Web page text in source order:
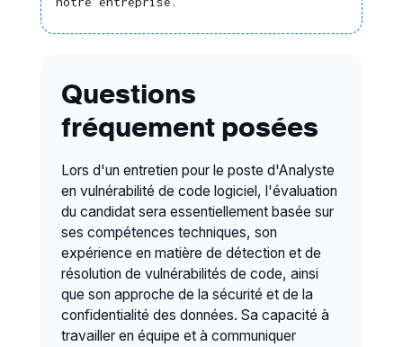
Questions
fréquement posées
Lors d'un entretien pour le poste d'Analyste
en vulnérabilité de code logiciel, l'évaluation
du candidat sera essentiellement basée sur
ses compétences techniques, son
expérience en matière de détection et de
résolution de vulnérabilités de code, ainsi
que son approche de la sécurité et de la
confidentialité des données. Sa capacité à
travailler en équipe et à communiquer